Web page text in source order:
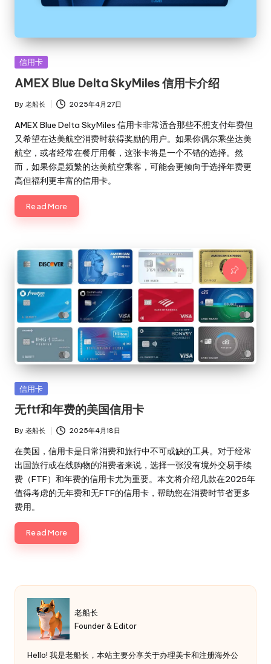
Posted
信用卡
AMEX Blue Delta SkyMiles 信用卡介绍
Posted
by
By 老船长 2025年4月27日
AMEX Blue Delta SkyMiles 信用卡非常适合那些不想支付年费但
又希望在达美航空消费时获得奖励的用户。如果你偶尔乘坐达美
航空，或者经常在餐厅用餐，这张卡将是一个不错的选择。然
而，如果你是频繁的达美航空乘客，可能会更倾向于选择年费更
高但福利更丰富的信用卡。
Read More
Posted
信用卡
无ftf和年费的美国信用卡
Posted
by
By 老船长 2025年4月18日
在美国，信用卡是日常消费和旅行中不可或缺的工具。对于经常
出国旅行或在线购物的消费者来说，选择一张没有境外交易手续
费（FTF）和年费的信用卡尤为重要。本文将介绍几款在2025年
值得考虑的无年费和无FTF的信用卡，帮助您在消费时节省更多
费用。
Read More
老船长
Founder & Editor
Hello! 我是老船长，本站主要分享关于办理美卡和注册海外公